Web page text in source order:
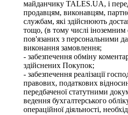
майданчику TALES.UA, і
продавцям, виконавцям,
службам, які здійснюють
тощо, (в тому числі іноземним
пов'язаних з персональними
виконання замовлення;
- забезпечення обміну
здійснених Покупок;
- забезпечення реалізації
правових, податкових
передбаченої статутними
ведення бухгалтерського
операційної діяльності,